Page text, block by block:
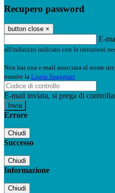
Recupero password
button close ×
E-
all'indirizzo indicato con le istruzioni
Non hai una e-mail associata al nome
tramite la Login Spaggiari
E-mail inviata, si prega di
Errore
Chiudi
Successo
Chiudi
Informazione
Chiudi